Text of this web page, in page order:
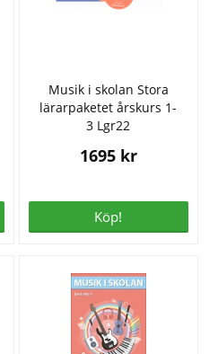
Musik i skolan Stora
lärarpaketet årskurs 1-
3 Lgr22
1695 kr
Köp!